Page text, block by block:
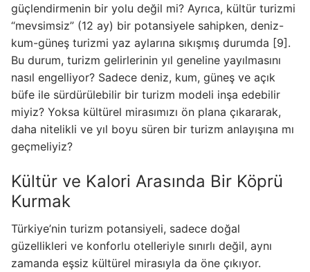
güçlendirmenin bir yolu değil mi? Ayrıca, kültür turizmi
“mevsimsiz” (12 ay) bir potansiyele sahipken, deniz-
kum-güneş turizmi yaz aylarına sıkışmış durumda [9].
Bu durum, turizm gelirlerinin yıl geneline yayılmasını
nasıl engelliyor? Sadece deniz, kum, güneş ve açık
büfe ile sürdürülebilir bir turizm modeli inşa edebilir
miyiz? Yoksa kültürel mirasımızı ön plana çıkararak,
daha nitelikli ve yıl boyu süren bir turizm anlayışına mı
geçmeliyiz?
Kültür ve Kalori Arasında Bir Köprü
Kurmak
Türkiye’nin turizm potansiyeli, sadece doğal
güzellikleri ve konforlu otelleriyle sınırlı değil, aynı
zamanda eşsiz kültürel mirasıyla da öne çıkıyor.